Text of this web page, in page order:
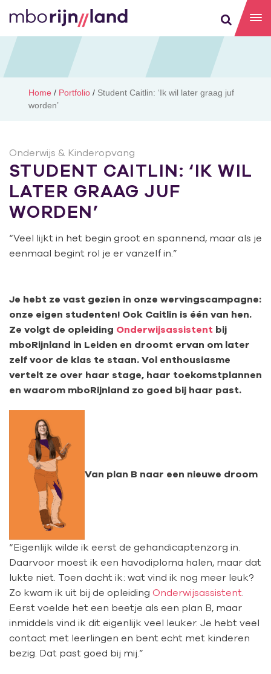
Home / Portfolio / Student Caitlin: ‘Ik wil later graag juf
worden’
Onderwijs & Kinderopvang
STUDENT CAITLIN: ‘IK WIL
LATER GRAAG JUF
WORDEN’
“Veel lijkt in het begin groot en spannend, maar als je
eenmaal begint rol je er vanzelf in.”
Je hebt ze vast gezien in onze wervingscampagne:
onze eigen studenten! Ook Caitlin is één van hen.
Ze volgt de opleiding Onderwijsassistent bij
mboRijnland in Leiden en droomt ervan om later
zelf voor de klas te staan. Vol enthousiasme
vertelt ze over haar stage, haar toekomstplannen
en waarom mboRijnland zo goed bij haar past.
Van plan B naar een nieuwe droom
“Eigenlijk wilde ik eerst de gehandicaptenzorg in.
Daarvoor moest ik een havodiploma halen, maar dat
lukte niet. Toen dacht ik: wat vind ik nog meer leuk?
Zo kwam ik uit bij de opleiding Onderwijsassistent
Eerst voelde het een beetje als een plan B, maar
inmiddels vind ik dit eigenlijk veel leuker. Je hebt veel
contact met leerlingen en bent echt met kinderen
bezig. Dat past goed bij mij.”